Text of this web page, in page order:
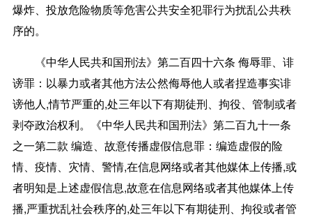
爆炸、投放危险物质等危害公共安全犯罪行为扰乱公共秩
序的。
《中华人民共和国刑法》第二百四十六条 侮辱罪、诽
谤罪：以暴力或者其他方法公然侮辱他人或者捏造事实诽
谤他人,情节严重的,处三年以下有期徒刑、拘役、管制或者
剥夺政治权利。《中华人民共和国刑法》第二百九十一条
之一第二款 编造、故意传播虚假信息罪：编造虚假的险
情、疫情、灾情、警情,在信息网络或者其他媒体上传播,或
者明知是上述虚假信息,故意在信息网络或者其他媒体上传
播,严重扰乱社会秩序的,处三年以下有期徒刑、拘役或者管